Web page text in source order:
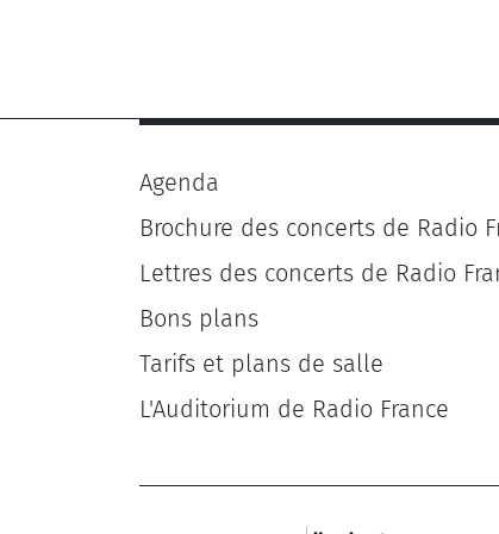
Agenda
Brochure des concerts de Radio
Lettres des concerts de Radio
Bons plans
Tarifs et plans de salle
L'Auditorium de Radio France